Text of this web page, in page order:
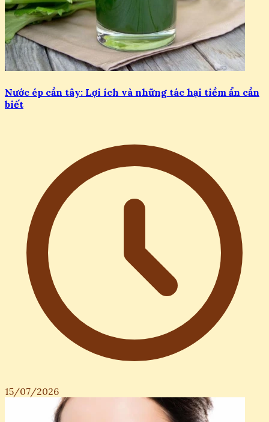
Nước ép cần tây: Lợi ích và những tác hại tiềm ẩn cần
biết
15/07/2026